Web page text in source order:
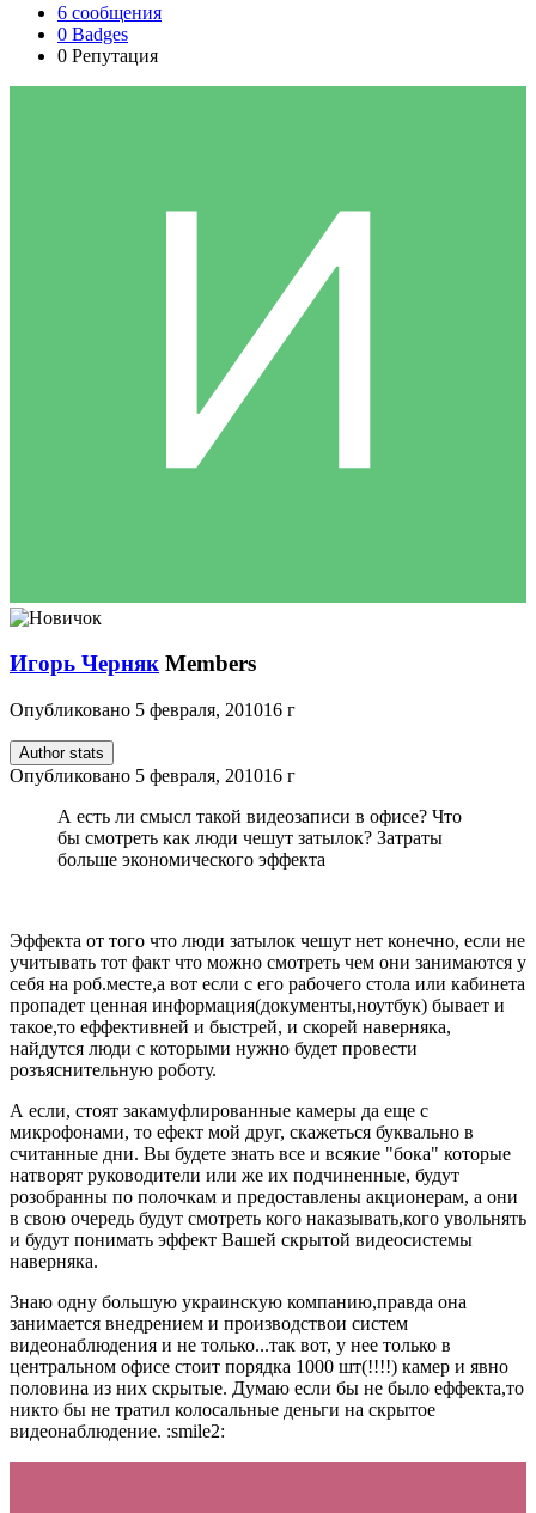
6 сообщения
0 Badges
0 Репутация
Игорь Черняк Members
Опубликовано 5 февраля, 201016 г
Author stats
Опубликовано 5 февраля, 201016 г
А есть ли смысл такой видеозаписи в офисе? Что
бы смотреть как люди чешут затылок? Затраты
больше экономического эффекта
Эффекта от того что люди затылок чешут нет конечно, если не
учитывать тот факт что можно смотреть чем они занимаются у
себя на роб.месте,а вот если с его рабочего стола или кабинета
пропадет ценная информация(документы,ноутбук) бывает и
такое,то еффективней и быстрей, и скорей наверняка,
найдутся люди с которыми нужно будет провести
розъяснительную роботу.
А если, стоят закамуфлированные камеры да еще с
микрофонами, то ефект мой друг, скажеться буквально в
считанные дни. Вы будете знать все и всякие "бока" которые
натворят руководители или же их подчиненные, будут
розобранны по полочкам и предоставлены акционерам, а они
в свою очередь будут смотреть кого наказывать,кого увольнять
и будут понимать эффект Вашей скрытой видеосистемы
наверняка.
Знаю одну большую украинскую компанию,правда она
занимается внедрением и производствои систем
видеонаблюдения и не только...так вот, у нее только в
центральном офисе стоит порядка 1000 шт(!!!!) камер и явно
половина из них скрытые. Думаю если бы не было еффекта,то
никто бы не тратил колосальные деньги на скрытое
видеонаблюдение. :smile2: